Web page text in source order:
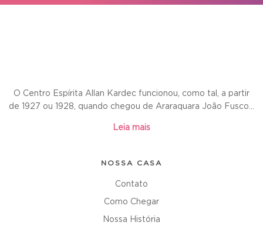
O Centro Espírita Allan Kardec funcionou, como tal, a partir
de 1927 ou 1928, quando chegou de Araraquara João Fusco...
Leia mais
NOSSA CASA
Contato
Como Chegar
Nossa História